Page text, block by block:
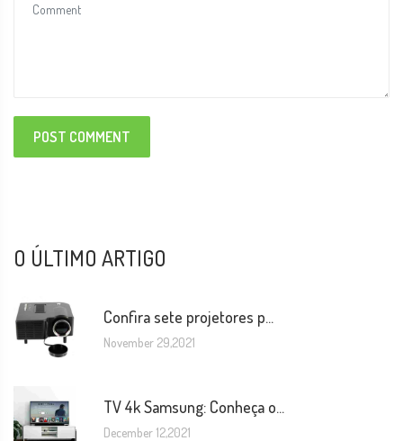
POST COMMENT
O ÚLTIMO ARTIGO
Confira sete projetores p...
November 29,2021
TV 4k Samsung: Conheça o...
December 12,2021